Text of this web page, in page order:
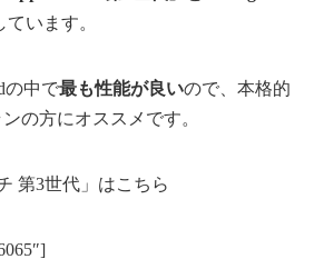
ています。
の中で最も性能が良いので、本格的
の方にオススメです。
第3世代」はこちら